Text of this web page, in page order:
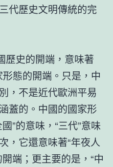
代歷史文明傳統的完
歷史的開端，意味著
形態的開端。只是，中
，不是近代歐洲平易
蓋的。中國的國家形
”的意味，“三代”意味
，它還意味著“年夜人
端；更主要的是，“中